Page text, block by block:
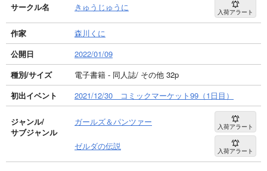
サークル名 きゅうじゅうに 入荷アラート
作家
森川くに
公開日
2022/01/09
種別/サイズ
電子書籍 - 同人誌/ その他 32p
初出イベント
2021/12/30 コミックマーケット99（1日目）
ジャンル/
サブジャンル
ガールズ＆パンツァー 入荷アラート
ゼルダの伝説 入荷アラート